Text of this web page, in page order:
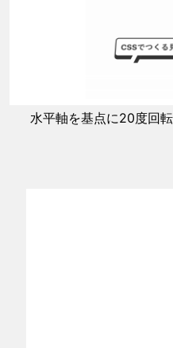
水平軸を基点に20度回